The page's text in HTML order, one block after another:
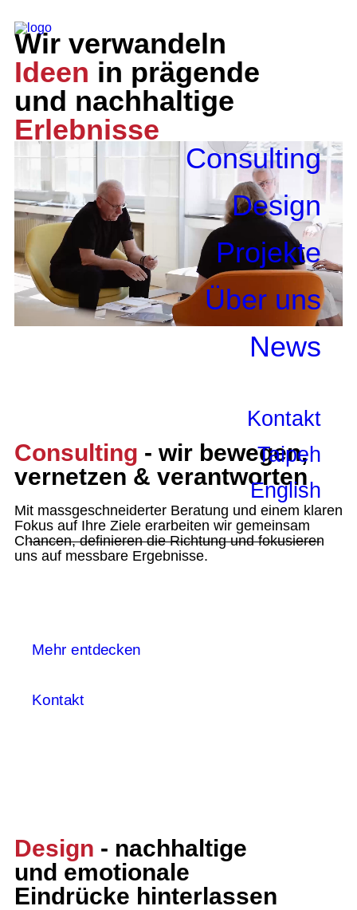
Consulting
Design
Projekte
Über uns
News
Kontakt
Taipeh
English
Wir verwandeln
Ideen in prägende
und nachhaltige
Erlebnisse
Consulting
Consulting - wir bewegen,
vernetzen & verantworten
Mit massgeschneiderter Beratung und einem klaren
Fokus auf Ihre Ziele erarbeiten wir gemeinsam
Chancen, definieren die Richtung und fokusieren
uns auf messbare Ergebnisse.
Mehr entdecken
Kontakt
Design - nachhaltige
und emotionale
Eindrücke hinterlassen